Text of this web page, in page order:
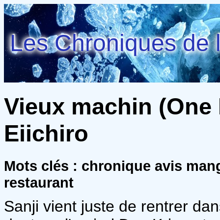
Les Chroniques de
Vieux machin (One
Eiichiro
Mots clés : chronique avis
restaurant
Sanji vient juste de rentrer